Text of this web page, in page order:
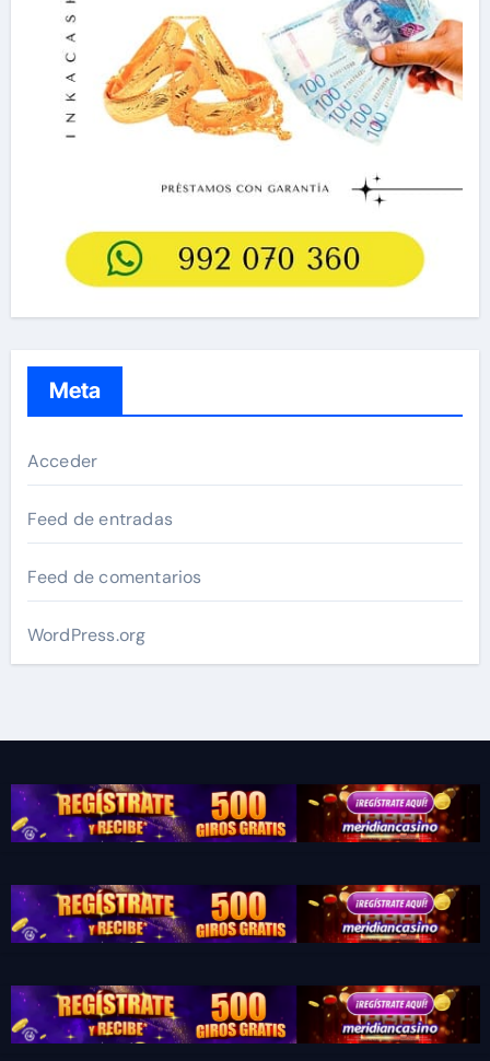
Meta
Acceder
Feed de entradas
Feed de comentarios
WordPress.org